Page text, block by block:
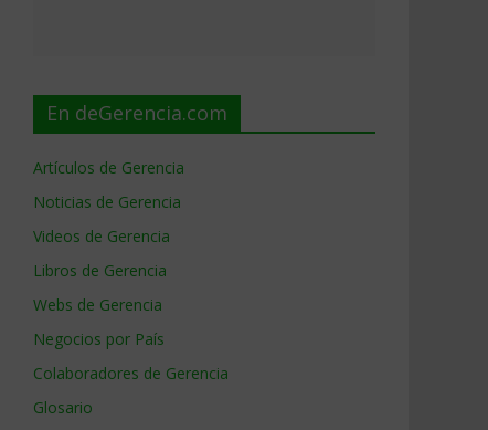
En deGerencia.com
Artículos de Gerencia
Noticias de Gerencia
Videos de Gerencia
Libros de Gerencia
Webs de Gerencia
Negocios por País
Colaboradores de Gerencia
Glosario